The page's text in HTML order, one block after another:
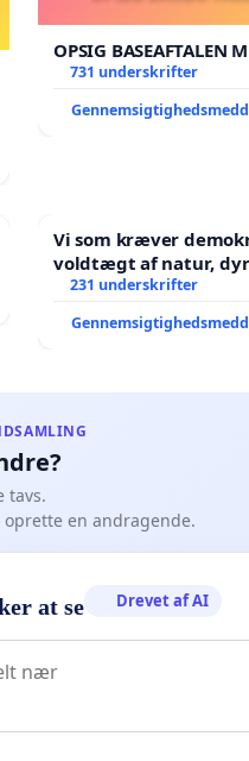
OPSIG BASEAFTALEN
731 underskrifter
Vi som kræver
voldtægt af natur, dyreliv, børn,
unge Borgene har
231 underskrifter
tavs.
en andragende.
at se Drevet af AI